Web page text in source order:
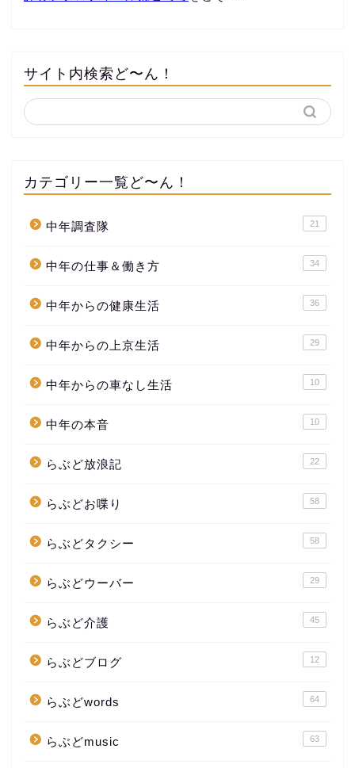
サイト内検索ど〜ん！
カテゴリー一覧ど〜ん！
中年調査隊 21
中年の仕事＆働き方 34
中年からの健康生活 36
中年からの上京生活 29
中年からの車なし生活 10
中年の本音 10
らぶど放浪記 22
らぶどお喋り 58
らぶどタクシー 58
らぶどウーバー 29
らぶど介護 45
らぶどブログ 12
らぶどwords 64
らぶどmusic 63